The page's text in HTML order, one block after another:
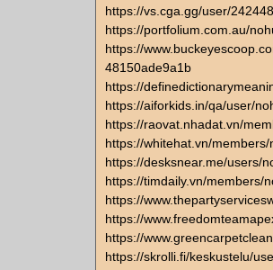
https://vs.cga.gg/user/242448
https://portfolium.com.au/
https://
48150ade9a1b
https://
https://aiforkids.in/qa/user/
https://raovat.nhadat.vn/
https://whitehat.vn/
https://desksnear.me/users/
https://timdaily.vn/members/
https://
https://
https://
https://skrolli.fi/keskustelu/